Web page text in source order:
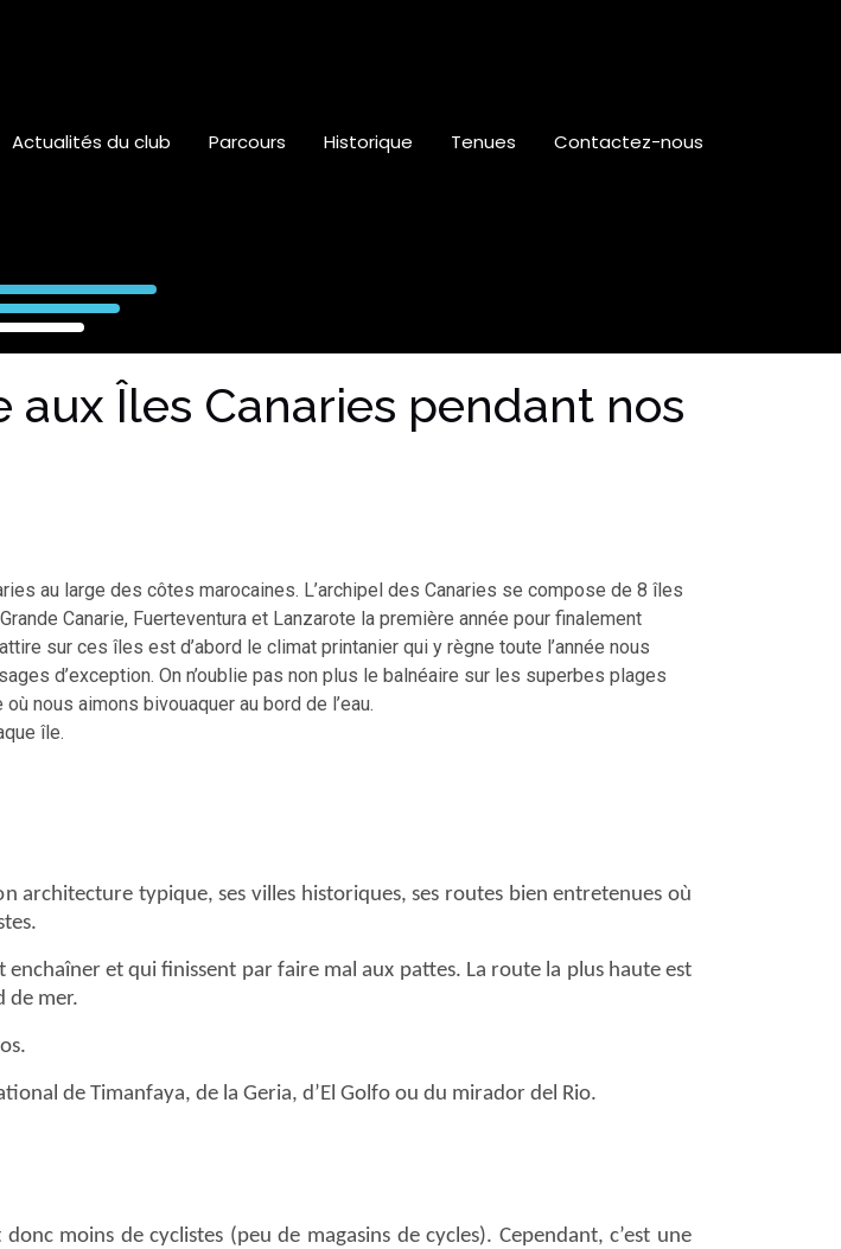
Actualités du club Parcours Historique Tenues Contactez-nous
aux Îles Canaries pendant nos
au large des côtes marocaines. L’archipel des Canaries se compose de 8 îles
Canarie, Fuerteventura et Lanzarote la première année pour finalement
sur ces îles est d’abord le climat printanier qui y règne toute l’année nous
d’exception. On n’oublie pas non plus le balnéaire sur les superbes plages
nous aimons bivouaquer au bord de l’eau.
île.
architecture typique, ses villes historiques, ses routes bien entretenues où
enchaîner et qui finissent par faire mal aux pattes. La route la plus haute est
de mer.
de Timanfaya, de la Geria, d’El Golfo ou du mirador del Rio.
moins de cyclistes (peu de magasins de cycles). Cependant, c’est une